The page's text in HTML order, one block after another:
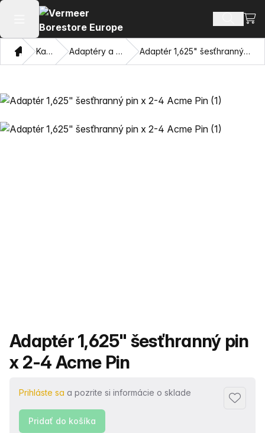
Otvoriť hlavné menu Hľadať
DomovKatalóg Adaptéry a ťahacie oči Adaptér 1,625" šesťhranný pin x 2-4 Acme Pin
Názov produktu
Adaptér 1,625" šesťhranný pin
x 2-4 Acme Pin
Prihláste sa a pozrite si informácie o sklade
Pridať
Pridať do košíka